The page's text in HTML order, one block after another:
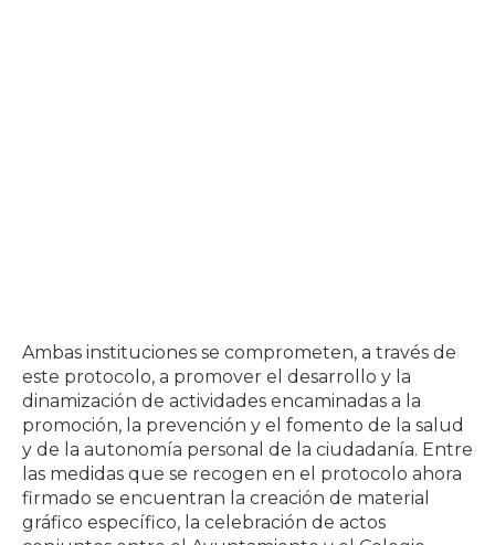
Ambas instituciones se comprometen, a través de
este protocolo, a promover el desarrollo y la
dinamización de actividades encaminadas a la
promoción, la prevención y el fomento de la salud
y de la autonomía personal de la ciudadanía. Entre
las medidas que se recogen en el protocolo ahora
firmado se encuentran la creación de material
gráfico específico, la celebración de actos